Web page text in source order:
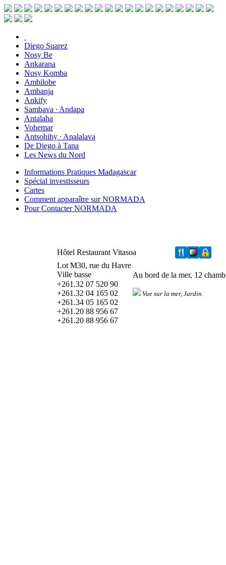
Diego Suarez
Nosy Be
Ankarana
Nosy Komba
Ambilobe
Ambanja
Ankify
Sambava ∙ Andapa
Antalaha
Vohemar
Antsohihy ∙ Analalava
De Diego à Tana
Les News du Nord
Informations Pratiques Madagascar
Spécial investisseurs
Cartes
Comment apparaître sur NORMADA
Pour Contacter NORMADA
Hôtel Restaurant Vitasoa
Lot M30, rue du Havre
Ville basse
+261.32 07 520 90
+261.32 04 165 02
+261.34 05 165 02
+261.20 88 956 67
+261.20 88 956 67
Au bord de la mer, 12
Vue sur la mer, Jardin.